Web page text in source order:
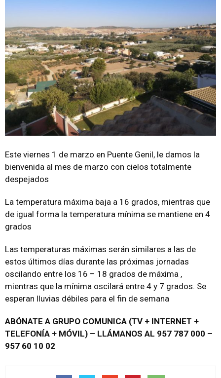
Este viernes 1 de marzo en Puente Genil, le damos la
bienvenida al mes de marzo con cielos totalmente
despejados
La temperatura máxima baja a 16 grados, mientras que
de igual forma la temperatura mínima se mantiene en 4
grados
Las temperaturas máximas serán similares a las de
estos últimos días durante las próximas jornadas
oscilando entre los 16 – 18 grados de máxima ,
mientras que la mínima oscilará entre 4 y 7 grados. Se
esperan lluvias débiles para el fin de semana
ABÓNATE A GRUPO COMUNICA (TV + INTERNET +
TELEFONÍA + MÓVIL) – LLÁMANOS AL 957 787 000 –
957 60 10 02